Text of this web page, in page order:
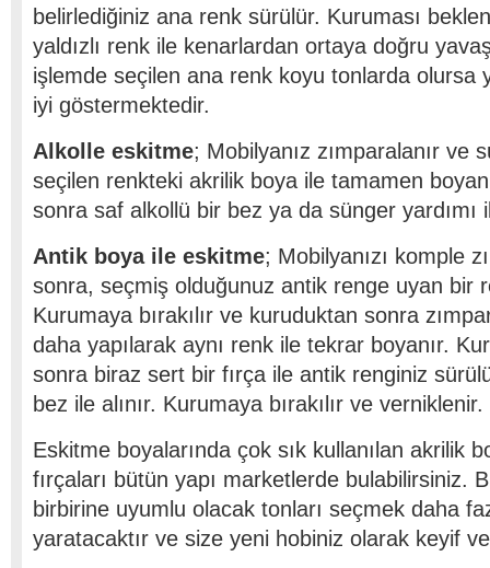
belirlediğiniz ana renk sürülür. Kuruması
yaldızlı renk ile kenarlardan ortaya doğru
işlemde seçilen ana renk koyu tonlarda olursa
iyi göstermektedir.
Alkolle eskitme; Mobilyanız zımparalanır ve
seçilen renkteki akrilik boya ile tamamen
sonra saf alkollü bir bez ya da sünger yardımı
Antik boya ile eskitme; Mobilyanızı komple
sonra, seçmiş olduğunuz antik renge uyan bir
Kurumaya bırakılır ve kuruduktan sonra
daha yapılarak aynı renk ile tekrar boyanır.
sonra biraz sert bir fırça ile antik renginiz
bez ile alınır. Kurumaya bırakılır ve verniklenir.
Eskitme boyalarında çok sık kullanılan akrilik
fırçaları bütün yapı marketlerde bulabilirsiniz.
birbirine uyumlu olacak tonları seçmek daha
yaratacaktır ve size yeni hobiniz olarak keyif